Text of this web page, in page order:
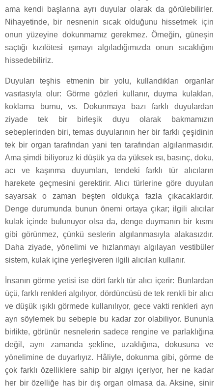
ama kendi başlarına ayrı duyular olarak da görülebilirler.
Nihayetinde, bir nesnenin sıcak olduğunu hissetmek için
onun yüzeyine dokunmamız gerekmez. Örneğin, güneşin
saçtığı kızılötesi ışımayı algıladığımızda onun sıcaklığını
hissedebiliriz.
Duyuları teşhis etmenin bir yolu, kullandıkları organlar
vasıtasıyla olur: Görme gözleri kullanır, duyma kulakları,
koklama burnu, vs. Dokunmaya bazı farklı duyulardan
ziyade tek bir birleşik duyu olarak bakmamızın
sebeplerinden biri, temas duyularının her bir farklı çeşidinin
tek bir organ tarafından yani ten tarafından algılanmasıdır.
Ama şimdi biliyoruz ki düşük ya da yüksek ısı, basınç, doku,
acı ve kaşınma duyumları, tendeki farklı tür alıcıların
harekete geçmesini gerektirir. Alıcı türlerine göre duyuları
sayarsak o zaman beşten oldukça fazla çıkacaklardır.
Denge durumunda bunun önemi ortaya çıkar; ilgili alıcılar
kulak içinde bulunuyor olsa da, denge duymanın bir kısmı
gibi görünmez, çünkü seslerin algılanmasıyla alakasızdır.
Daha ziyade, yönelimi ve hızlanmayı algılayan vestibüler
sistem, kulak içine yerleşiveren ilgili alıcıları kullanır.
İnsanın görme yetisi ise dört farklı tür alıcı içerir: Bunlardan
üçü, farklı renkleri algılıyor, dördüncüsü de tek renkli bir alıcı
ve düşük ışıklı görmede kullanılıyor, gece vakti renkleri ayrı
ayrı söylemek bu sebeple bu kadar zor olabiliyor. Bununla
birlikte, görünür nesnelerin sadece rengine ve parlaklığına
değil, aynı zamanda şekline, uzaklığına, dokusuna ve
yönelimine de duyarlıyız. Hâliyle, dokunma gibi, görme de
çok farklı özelliklere sahip bir algıyı içeriyor, her ne kadar
her bir özelliğe has bir dış organ olmasa da. Aksine, sinir